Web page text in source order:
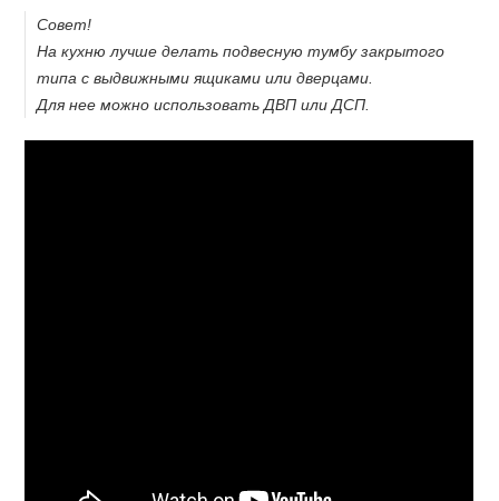
Совет!
На кухню лучше делать подвесную тумбу закрытого
типа с выдвижными ящиками или дверцами.
Для нее можно использовать ДВП или ДСП.